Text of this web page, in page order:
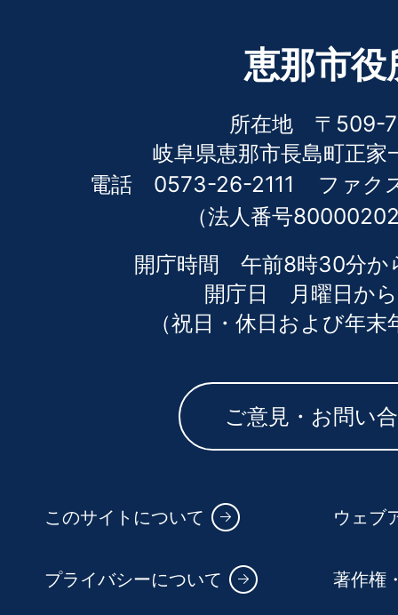
恵那市役
所在地 〒509-
岐阜県恵那市長島町正家
電話 0573-26-2111
ファ
（法人番号
開庁時間 午前8時30分か
開庁日 月曜日か
（祝日・休日および年
ご意見・お問い
このサイトについて ウェブ
プライバシーについて 著作権